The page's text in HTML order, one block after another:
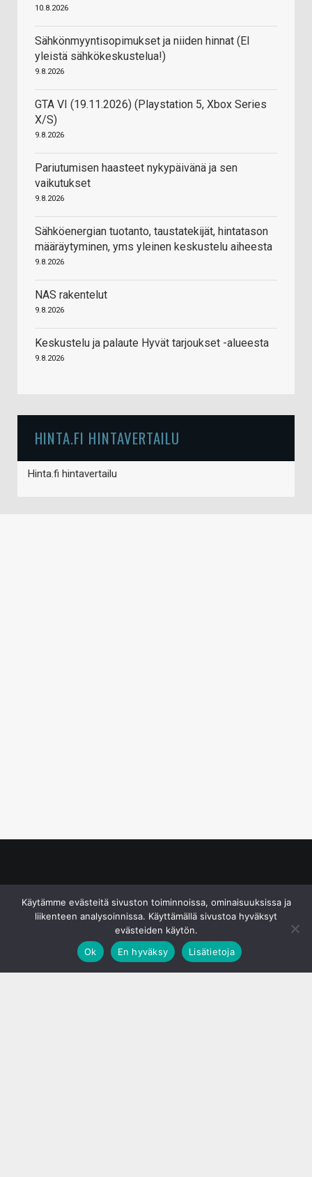
10.8.2026
Sähkönmyyntisopimukset ja niiden hinnat (EI
yleistä sähkökeskustelua!)
9.8.2026
GTA VI (19.11.2026) (Playstation 5, Xbox Series
X/S)
9.8.2026
Pariutumisen haasteet nykypäivänä ja sen
vaikutukset
9.8.2026
Sähköenergian tuotanto, taustatekijät, hintatason
määräytyminen, yms yleinen keskustelu aiheesta
9.8.2026
NAS rakentelut
9.8.2026
Keskustelu ja palaute Hyvät tarjoukset -alueesta
9.8.2026
HINTA.FI HINTAVERTAILU
Hinta.fi hintavertailu
Käytämme evästeitä sivuston toiminnoissa, ominaisuuksissa ja
liikenteen analysoinnissa. Käyttämällä sivustoa hyväksyt
evästeiden käytön.
Ok
En hyväksy Lisätietoja